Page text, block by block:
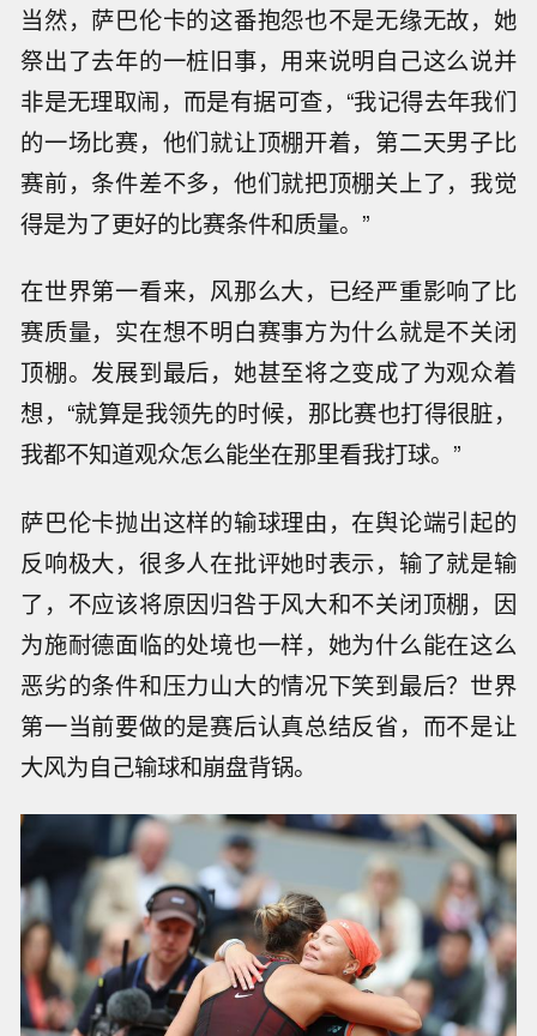
当然，萨巴伦卡的这番抱怨也不是无缘无故，她
祭出了去年的一桩旧事，用来说明自己这么说并
非是无理取闹，而是有据可查，“我记得去年我们
的一场比赛，他们就让顶棚开着，第二天男子比
赛前，条件差不多，他们就把顶棚关上了，我觉
得是为了更好的比赛条件和质量。”
在世界第一看来，风那么大，已经严重影响了比
赛质量，实在想不明白赛事方为什么就是不关闭
顶棚。发展到最后，她甚至将之变成了为观众着
想，“就算是我领先的时候，那比赛也打得很脏，
我都不知道观众怎么能坐在那里看我打球。”
萨巴伦卡抛出这样的输球理由，在舆论端引起的
反响极大，很多人在批评她时表示，输了就是输
了，不应该将原因归咎于风大和不关闭顶棚，因
为施耐德面临的处境也一样，她为什么能在这么
恶劣的条件和压力山大的情况下笑到最后？世界
第一当前要做的是赛后认真总结反省，而不是让
大风为自己输球和崩盘背锅。